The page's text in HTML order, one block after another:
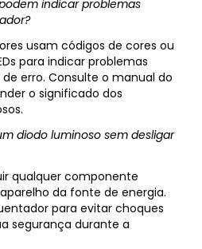
indicar problemas
usam códigos de cores ou
para indicar problemas
erro. Consulte o manual do
o significado dos
diodo luminoso sem desligar
qualquer componente
da fonte de energia.
para evitar choques
segurança durante a